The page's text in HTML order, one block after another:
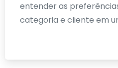
entender as
categoria e cliente em